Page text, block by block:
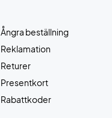
Ångra beställning
Reklamation
Returer
Presentkort
Rabattkoder